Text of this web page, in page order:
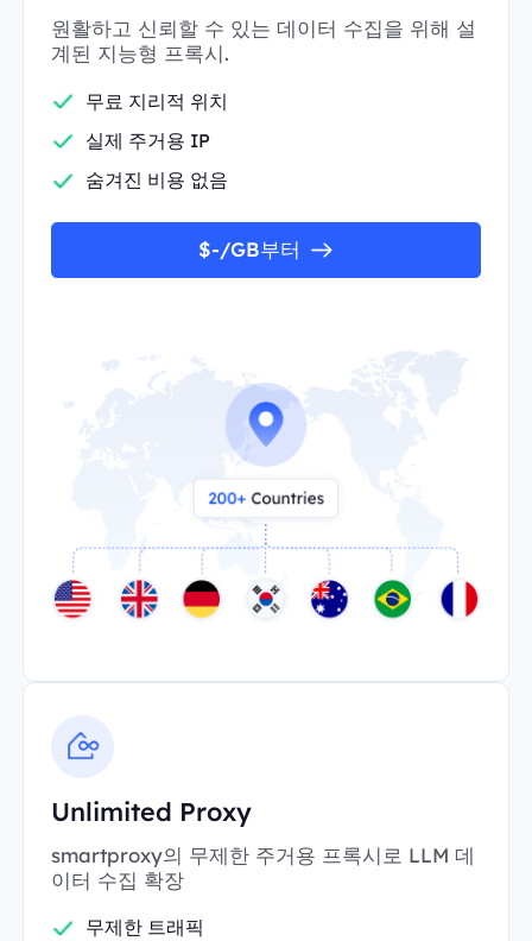
원활하고 신뢰할 수 있는 데이터 수집을 위해 설
계된 지능형 프록시.
무료 지리적 위치
실제 주거용 IP
숨겨진 비용 없음
$-/GB부터
Unlimited Proxy
smartproxy의 무제한 주거용 프록시로 LLM 데
이터 수집 확장
무제한 트래픽